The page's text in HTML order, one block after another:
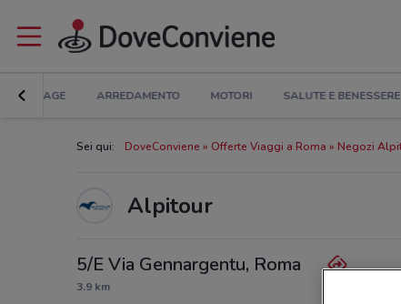
BRICOLAGE ARREDAMENTO MOTORI SALUTE E BENESSERE
Sei qui: DoveConviene Offerte Viaggi a Roma Negozi
Alpitour
5/E Via Gennargentu, Roma
3.9 km